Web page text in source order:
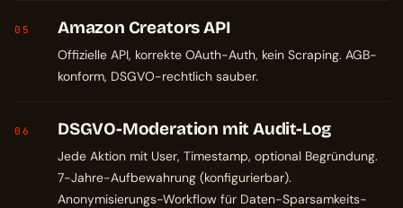
05 Amazon Creators API
Offizielle API, korrekte OAuth-Auth, kein Scraping. AGB-
konform, DSGVO-rechtlich sauber.
06 DSGVO-Moderation mit Audit-Log
Jede Aktion mit User, Timestamp, optional Begründung.
7-Jahre-Aufbewahrung (konfigurierbar).
Anonymisierungs-Workflow für Daten-Sparsamkeits-